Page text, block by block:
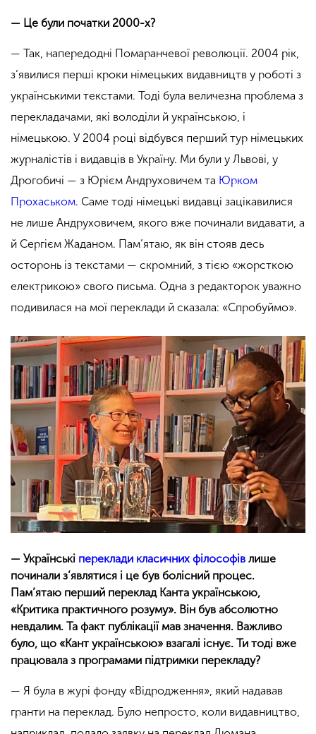
— Це були початки 2000-х?
— Так, напередодні Помаранчевої революції. 2004 рік,
з’явилися перші кроки німецьких видавництв у роботі з
українськими текстами. Тоді була величезна проблема з
перекладачами, які володіли й українською, і
німецькою. У 2004 році відбувся перший тур німецьких
журналістів і видавців в Україну. Ми були у Львові, у
Дрогобичі — з Юрієм Андруховичем та Юрком
Прохаськом. Саме тоді німецькі видавці зацікавилися
не лише Андруховичем, якого вже починали видавати, а
й Сергієм Жаданом. Пам’ятаю, як він стояв десь
осторонь із текстами — скромний, з тією «жорсткою
електрикою» свого письма. Одна з редакторок уважно
подивилася на мої переклади й сказала: «Спробуймо».
— Українські переклади класичних філософів лише
починали з’являтися і це був болісний процес.
Пам’ятаю перший переклад Канта українською,
«Критика практичного розуму». Він був абсолютно
невдалим. Та факт публікації мав значення. Важливо
було, що «Кант українською» взагалі існує. Ти тоді вже
працювала з програмами підтримки перекладу?
— Я була в журі фонду «Відродження», який надавав
гранти на переклад. Було непросто, коли видавництво,